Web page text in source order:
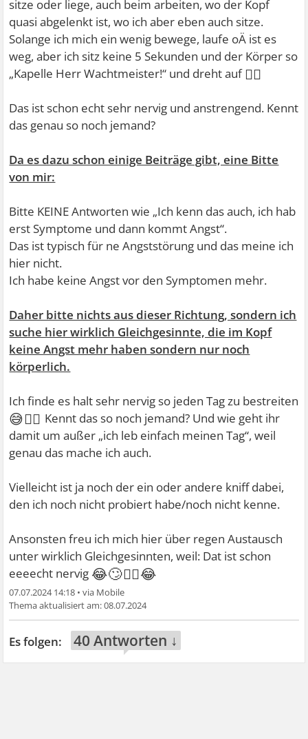
sitze oder liege, auch beim arbeiten, wo der Kopf
quasi abgelenkt ist, wo ich aber eben auch sitze.
Solange ich mich ein wenig bewege, laufe oÄ ist es
weg, aber ich sitz keine 5 Sekunden und der Körper so
„Kapelle Herr Wachtmeister!“ und dreht auf 🤷‍♀
Das ist schon echt sehr nervig und anstrengend. Kennt
das genau so noch jemand?
Da es dazu schon einige Beiträge gibt, eine Bitte
von mir:
Bitte KEINE Antworten wie „Ich kenn das auch, ich hab
erst Symptome und dann kommt Angst“.
Das ist typisch für ne Angststörung und das meine ich
hier nicht.
Ich habe keine Angst vor den Symptomen mehr.
Daher bitte nichts aus dieser Richtung, sondern ich
suche hier wirklich Gleichgesinnte, die im Kopf
keine Angst mehr haben sondern nur noch
körperlich.
Ich finde es halt sehr nervig so jeden Tag zu bestreiten
😅🤷‍♀ Kennt das so noch jemand? Und wie geht ihr
damit um außer „ich leb einfach meinen Tag“, weil
genau das mache ich auch.
Vielleicht ist ja noch der ein oder andere kniff dabei,
den ich noch nicht probiert habe/noch nicht kenne.
Ansonsten freu ich mich hier über regen Austausch
unter wirklich Gleichgesinnten, weil: Dat ist schon
eeeecht nervig 😂🙄🤷‍♀😂
07.07.2024 14:18 •
08.07.2024
40 Antworten ↓